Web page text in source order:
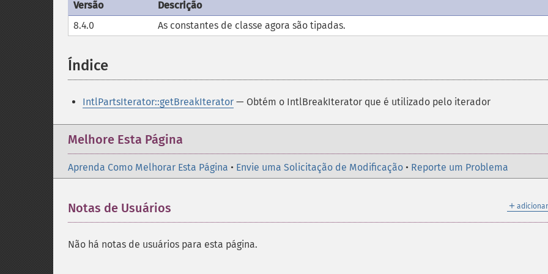
Versão
Descrição
8.4.0
As constantes de classe agora são tipadas.
Índice
IntlPartsIterator::getBreakIterator — Obtém o IntlBreakIterator que é utilizado pelo iterador
Melhore Esta Página
Aprenda Como Melhorar Esta Página • Envie uma Solicitação de Modificação • Reporte um Problema
＋
Notas de Usuários
Não há notas de usuários para esta página.